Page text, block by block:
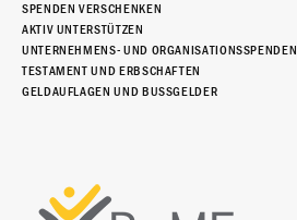
SPENDEN VERSCHENKEN
AKTIV UNTERSTÜTZEN
UNTERNEHMENS- UND ORGANISATIONSSPENDEN
TESTAMENT UND ERBSCHAFTEN
GELDAUFLAGEN UND BUSSGELDER